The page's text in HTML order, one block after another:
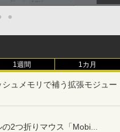
●
1週間 1カ月
ュメモリで補う拡張モジュー
2つ折りマウス「Mobi